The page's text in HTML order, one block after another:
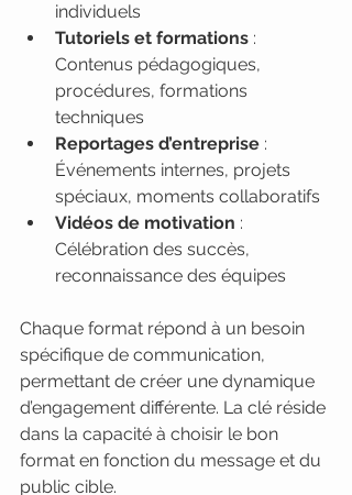
individuels
Tutoriels et formations :
Contenus pédagogiques,
procédures, formations
techniques
Reportages d’entreprise :
Événements internes, projets
spéciaux, moments collaboratifs
Vidéos de motivation :
Célébration des succès,
reconnaissance des équipes
Chaque format répond à un besoin
spécifique de communication,
permettant de créer une dynamique
d’engagement différente. La clé réside
dans la capacité à choisir le bon
format en fonction du message et du
public cible.